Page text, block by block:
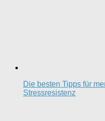
Die besten Tipps für
Stressresistenz